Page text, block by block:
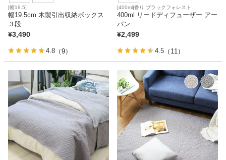
[幅19.5]
幅19.5cm 木製引出収納ボックス
３段
¥3,490
4.8 （9）
[400ml]香り ブラックフォレスト
400ml リードディフューザー アー
バン
¥2,499
4.5 （11）